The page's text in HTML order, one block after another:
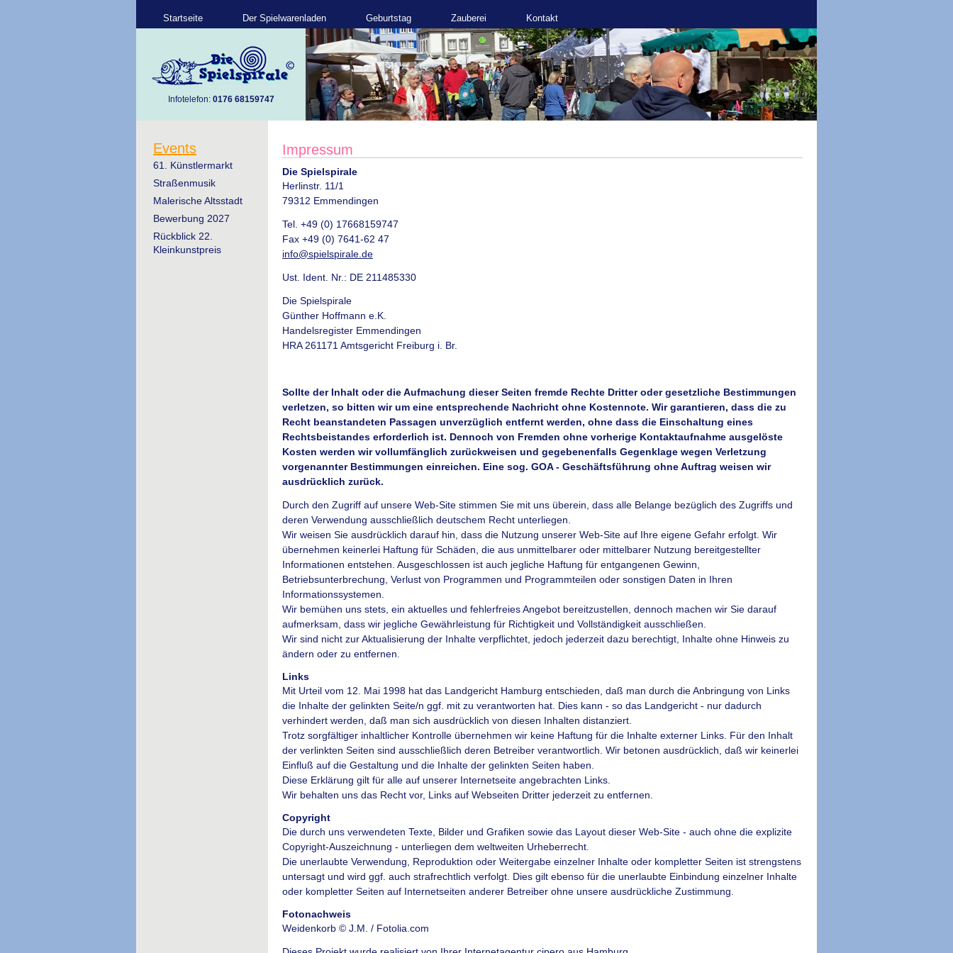
Startseite Der Spielwarenladen Geburtstag Zauberei Kontakt
Infotelefon: 0176 68159747
Events
61. Künstlermarkt
Straßenmusik
Malerische Altsstadt
Bewerbung 2027
Rückblick 22.
Kleinkunstpreis
Impressum
Die Spielspirale
Herlinstr. 11/1
79312 Emmendingen
Tel. +49 (0) 17668159747
Fax +49 (0) 7641-62 47
info@spielspirale.de
Ust. Ident. Nr.: DE 211485330
Die Spielspirale
Günther Hoffmann e.K.
Handelsregister Emmendingen
HRA 261171 Amtsgericht Freiburg i. Br.
Sollte der Inhalt oder die Aufmachung dieser Seiten fremde Rechte Dritter oder gesetzliche Bestimmungen
verletzen, so bitten wir um eine entsprechende Nachricht ohne Kostennote. Wir garantieren, dass die zu
Recht beanstandeten Passagen unverzüglich entfernt werden, ohne dass die Einschaltung eines
Rechtsbeistandes erforderlich ist. Dennoch von Fremden ohne vorherige Kontaktaufnahme ausgelöste
Kosten werden wir vollumfänglich zurückweisen und gegebenenfalls Gegenklage wegen Verletzung
vorgenannter Bestimmungen einreichen. Eine sog. GOA - Geschäftsführung ohne Auftrag weisen wir
ausdrücklich zurück.
Durch den Zugriff auf unsere Web-Site stimmen Sie mit uns überein, dass alle Belange bezüglich des Zugriffs und
deren Verwendung ausschließlich deutschem Recht unterliegen.
Wir weisen Sie ausdrücklich darauf hin, dass die Nutzung unserer Web-Site auf Ihre eigene Gefahr erfolgt. Wir
übernehmen keinerlei Haftung für Schäden, die aus unmittelbarer oder mittelbarer Nutzung bereitgestellter
Informationen entstehen. Ausgeschlossen ist auch jegliche Haftung für entgangenen Gewinn,
Betriebsunterbrechung, Verlust von Programmen und Programmteilen oder sonstigen Daten in Ihren
Informationssystemen.
Wir bemühen uns stets, ein aktuelles und fehlerfreies Angebot bereitzustellen, dennoch machen wir Sie darauf
aufmerksam, dass wir jegliche Gewährleistung für Richtigkeit und Vollständigkeit ausschließen.
Wir sind nicht zur Aktualisierung der Inhalte verpflichtet, jedoch jederzeit dazu berechtigt, Inhalte ohne Hinweis zu
ändern oder zu entfernen.
Links
Mit Urteil vom 12. Mai 1998 hat das Landgericht Hamburg entschieden, daß man durch die Anbringung von Links
die Inhalte der gelinkten Seite/n ggf. mit zu verantworten hat. Dies kann - so das Landgericht - nur dadurch
verhindert werden, daß man sich ausdrücklich von diesen Inhalten distanziert.
Trotz sorgfältiger inhaltlicher Kontrolle übernehmen wir keine Haftung für die Inhalte externer Links. Für den Inhalt
der verlinkten Seiten sind ausschließlich deren Betreiber verantwortlich. Wir betonen ausdrücklich, daß wir keinerlei
Einfluß auf die Gestaltung und die Inhalte der gelinkten Seiten haben.
Diese Erklärung gilt für alle auf unserer Internetseite angebrachten Links.
Wir behalten uns das Recht vor, Links auf Webseiten Dritter jederzeit zu entfernen.
Copyright
Die durch uns verwendeten Texte, Bilder und Grafiken sowie das Layout dieser Web-Site - auch ohne die explizite
Copyright-Auszeichnung - unterliegen dem weltweiten Urheberrecht.
Die unerlaubte Verwendung, Reproduktion oder Weitergabe einzelner Inhalte oder kompletter Seiten ist strengstens
untersagt und wird ggf. auch strafrechtlich verfolgt. Dies gilt ebenso für die unerlaubte Einbindung einzelner Inhalte
oder kompletter Seiten auf Internetseiten anderer Betreiber ohne unsere ausdrückliche Zustimmung.
Fotonachweis
Weidenkorb © J.M. / Fotolia.com